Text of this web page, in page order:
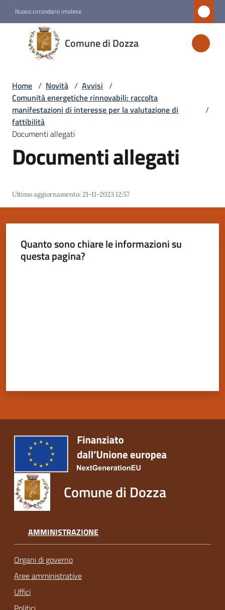
Nuovo circondario imolese
Comune di Dozza
Comune
di
Dozza
Amministrazione
Novità
Menu selezionato
Home / Novità / Avvisi /
Comunità energetiche rinnovabili: raccolta
manifestazioni di interesse per la valutazione di
fattibilità
/
Documenti allegati
Documenti allegati
Ultimo aggiornamento:21-11-2023 12:57
Quanto sono chiare le informazioni su
questa pagina?
Comune di Dozza
AMMINISTRAZIONE
Organi di governo
Aree amministrative
Uffici